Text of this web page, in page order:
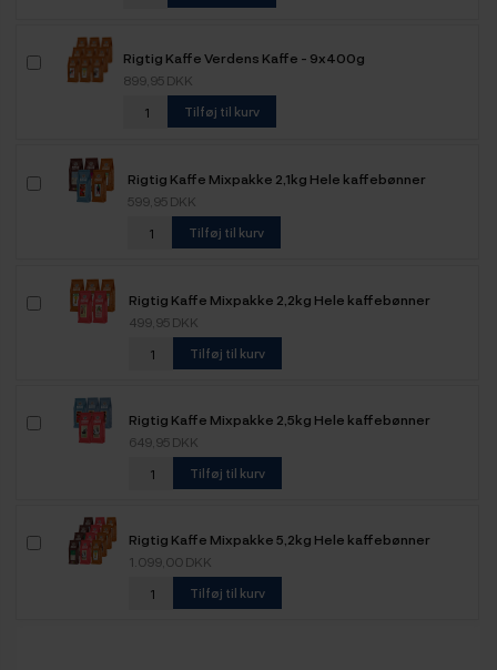
Rigtig Kaffe Verdens Kaffe - 9x400g
899,95 DKK
Tilføj til kurv
Rigtig Kaffe Mixpakke 2,1kg Hele kaffebønner
599,95 DKK
Tilføj til kurv
Rigtig Kaffe Mixpakke 2,2kg Hele kaffebønner
499,95 DKK
Tilføj til kurv
Rigtig Kaffe Mixpakke 2,5kg Hele kaffebønner
649,95 DKK
Tilføj til kurv
Rigtig Kaffe Mixpakke 5,2kg Hele kaffebønner
1.099,00 DKK
Tilføj til kurv